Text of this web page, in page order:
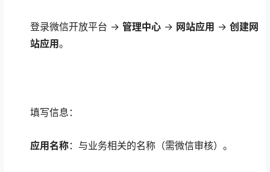
登录微信开放平台 → 管理中心 → 网站应用 → 创建网
站应用。
填写信息：
应用名称：与业务相关的名称（需微信审核）。